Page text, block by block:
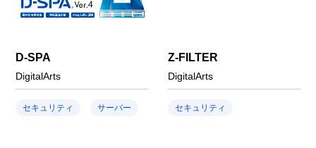
D-SPA
DigitalArts
セキュリティ サーバー
Z-FILTER
DigitalArts
セキュリティ